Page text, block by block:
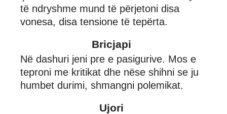
të ndryshme mund të përjetoni disa
vonesa, disa tensione të tepërta.
Bricjapi
Në dashuri jeni pre e pasigurive. Mos e
teproni me kritikat dhe nëse shihni se ju
humbet durimi, shmangni polemikat.
Ujori